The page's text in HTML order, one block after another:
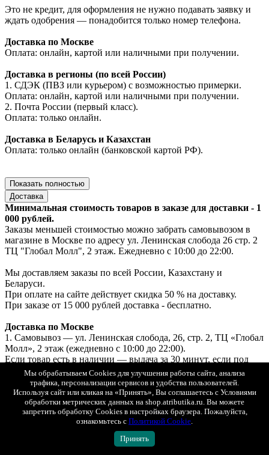
Это не кредит, для оформления не нужно подавать заявку и
ждать одобрения — понадобится только номер телефона.
Доставка по Москве
Оплата: онлайн, картой или наличными при получении.
Доставка в регионы (по всей России)
1. СДЭК (ПВЗ или курьером) с возможностью примерки.
Оплата: онлайн, картой или наличными при получении.
2. Почта России (первый класс).
Оплата: только онлайн.
Доставка в Беларусь и Казахстан
Оплата: только онлайн (банковской картой РФ).
Показать полностью
Доставка
Минимальная стоимость товаров в заказе для доставки - 1
000 рублей.
Заказы меньшей стоимостью можно забрать самовывозом в
магазине в Москве по адресу ул. Ленинская слобода 26 стр. 2
ТЦ "Глобал Молл", 2 этаж. Ежедневно с 10:00 до 22:00.
Мы доставляем заказы по всей России, Казахстану и
Беларуси.
При оплате на сайте действует скидка 50 % на доставку.
При заказе от 15 000 рублей доставка - бесплатно.
Доставка по Москве
1. Самовывоз — ул. Ленинская слобода, 26, стр. 2, ТЦ «Глобал
Молл», 2 этаж (ежедневно с 10:00 до 22:00).
Если товар есть в наличии — выдача за 30 минут, если под
заказ — до 2х рабочих дней.
Бесплатно. Возможна примерка.
Оплата: онлайн, картой или наличными при получении.
2. Курьерская доставка «Интеграл» с возможностью
примерки.
Стоимость доставки при онлайн-оплате — 250 ₽.
Стоимость доставки при оплате при получении — 500 ₽.
Мы обрабатываем Cookies для улучшения работы сайта, анализа
трафика, персонализации сервисов и удобства пользователей.
Используя сайт или кликая на «Принять», Вы соглашаетесь с Условиями
обработки метрических данных на shop.atributika.ru. Вы можете
запретить обработку Cookies в настройках браузера. Пожалуйста,
ознакомьтесь с Политикой Cookie.
Принять